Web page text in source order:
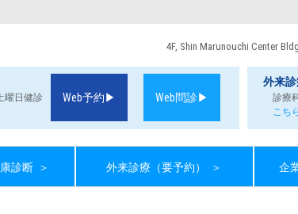
4F, Shin Marunouchi Center
曜日健診
Web予約▶ Web問診▶
外来
診療
こち
診断 ＞ 外来診療（要予約） ＞ 企